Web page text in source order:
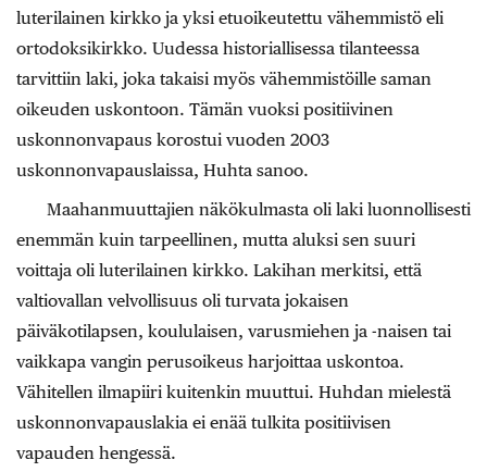
luterilainen kirkko ja yksi etuoikeutettu vähemmistö eli
ortodoksikirkko. Uudessa historiallisessa tilanteessa
tarvittiin laki, joka takaisi myös vähemmistöille saman
oikeuden uskontoon. Tämän vuoksi positiivinen
uskonnonvapaus korostui vuoden 2003
uskonnonvapauslaissa, Huhta sanoo.
Maahanmuuttajien näkökulmasta oli laki luonnollisesti
enemmän kuin tarpeellinen, mutta aluksi sen suuri
voittaja oli luterilainen kirkko. Lakihan merkitsi, että
valtiovallan velvollisuus oli turvata jokaisen
päiväkotilapsen, koululaisen, varusmiehen ja -naisen tai
vaikkapa vangin perusoikeus harjoittaa uskontoa.
Vähitellen ilmapiiri kuitenkin muuttui. Huhdan mielestä
uskonnonvapauslakia ei enää tulkita positiivisen
vapauden hengessä.